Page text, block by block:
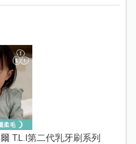
T.L.I第二代乳牙刷系列